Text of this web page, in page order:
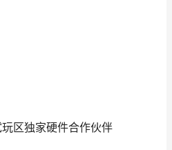
区独家硬件合作伙伴